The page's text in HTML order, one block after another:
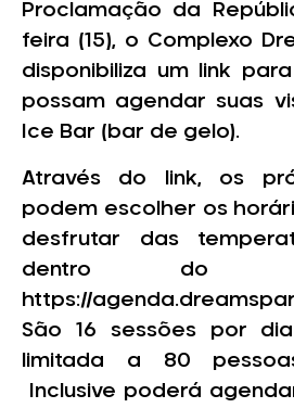
Proclamação da
feira (15), o Complexo
disponibiliza um link
possam agendar suas
Ice Bar (bar de gelo).
Através do link, os
podem escolher os
desfrutar das
dentro do
https://
São 16 sessões por
limitada a 80
Inclusive poderá